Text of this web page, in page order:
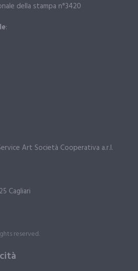
della stampa n°3420
:
Art Società Cooperativa a.r.l.
Cagliari
reserved.